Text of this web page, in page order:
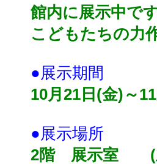
館内に展示中です
こどもたちの力
●展示期間
10月21日(金)～
●展示場所
2階 展示室 (主